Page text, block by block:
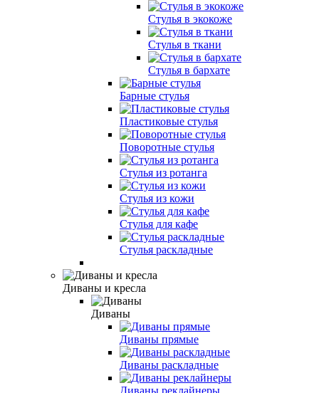
Стулья в экокоже
Стулья в ткани
Стулья в бархате
Барные стулья
Пластиковые стулья
Поворотные стулья
Стулья из ротанга
Стулья из кожи
Стулья для кафе
Стулья раскладные
Диваны и кресла
Диваны
Диваны прямые
Диваны раскладные
Диваны реклайнеры